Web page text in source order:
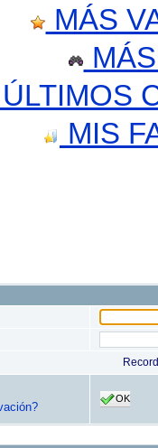
MÁS
ÚLTIMOS
MIS
OK